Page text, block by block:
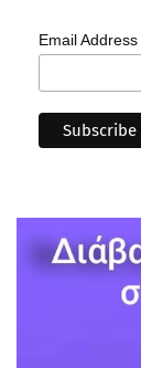
Email Address